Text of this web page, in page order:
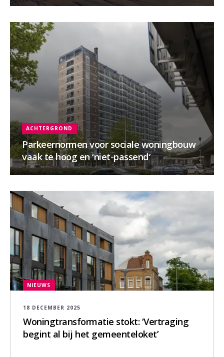
Parkeernormen voor sociale woningbouw
vaak te hoog en ‘niet-passend’
ACHTERGROND
Woningtransformatie stokt: ‘Vertraging
begint al bij het gemeenteloket’
18 DECEMBER 2025
NIEUWS